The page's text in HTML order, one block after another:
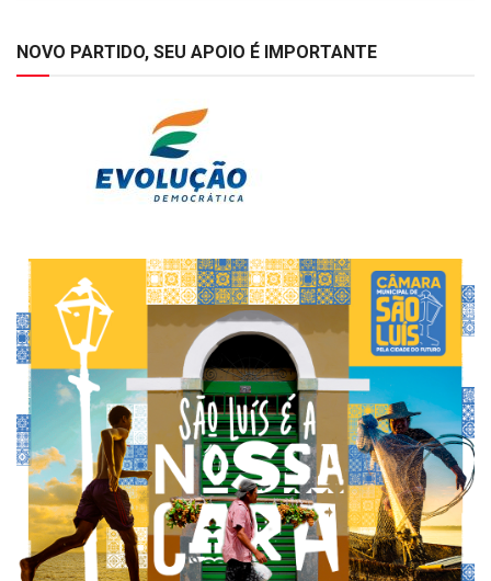
NOVO PARTIDO, SEU APOIO É IMPORTANTE